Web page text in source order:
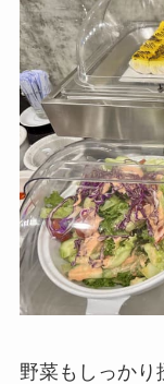
野菜もしっかり